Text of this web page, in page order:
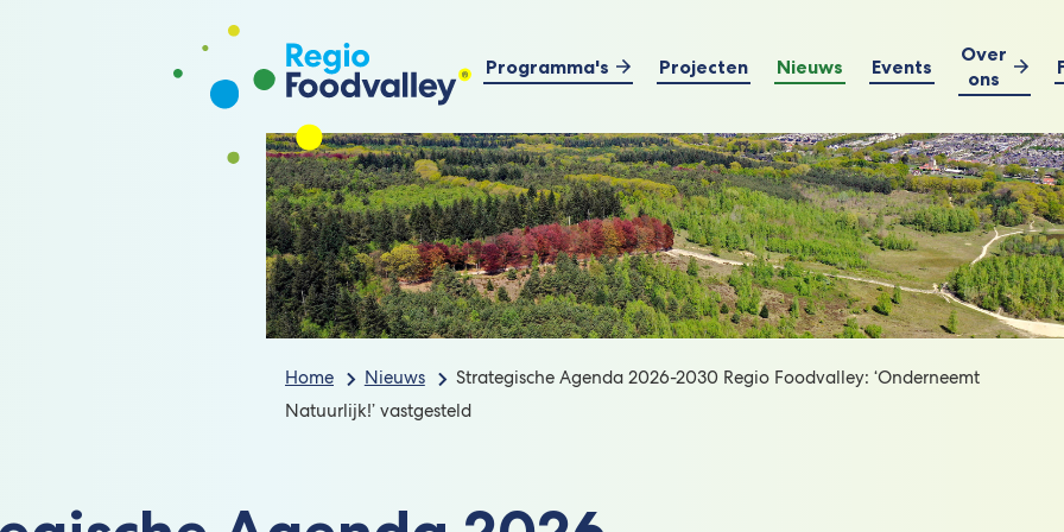
Programma's Projecten Nieuws Events
Over
ons
Home Nieuws
Strategische Agenda 2026-2030 Regio Foodvalley: ‘Onderneemt
Natuurlijk!’ vastgesteld